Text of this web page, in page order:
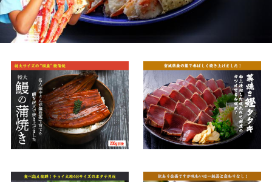
★ちょっとした贅沢や贈り物に